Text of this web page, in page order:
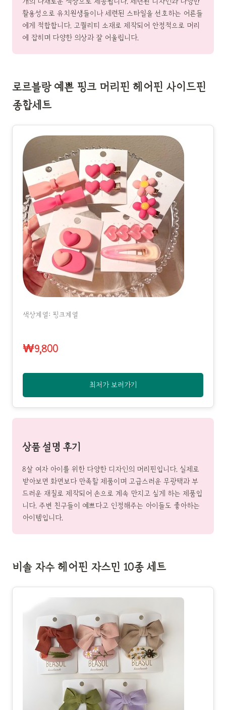
활용성으로 유치원생들이나 세련된 스타일을 선호하는 어른들
에게 적합합니다. 고퀄리티 소재로 제작되어 안정적으로 머리
에 잡히며 다양한 의상과 잘 어울립니다.
로르블랑 예쁜 핑크 머리핀 헤어핀 사이드핀
종합세트
색상계열: 핑크계열
₩9,800
최저가 보러가기
상품 설명 후기
8살 여자 아이를 위한 다양한 디자인의 머리핀입니다. 실제로
받아보면 화면보다 만족할 제품이며 고급스러운 무광택과 부
드러운 재질로 제작되어 손으로 계속 만지고 싶게 하는 제품입
니다. 주변 친구들이 예쁘다고 인정해주는 아이들도 좋아하는
아이템입니다.
비솔 자수 헤어핀 자스민 10종 세트